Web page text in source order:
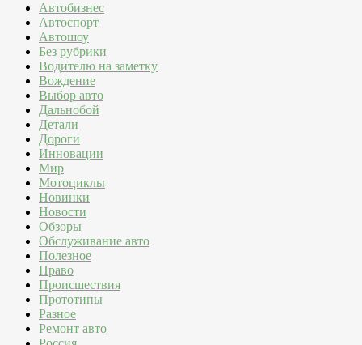
Автобизнес
Автоспорт
Автошоу
Без рубрики
Водителю на заметку
Вождение
Выбор авто
Дальнобой
Детали
Дороги
Инновации
Мир
Мотоциклы
Новинки
Новости
Обзоры
Обслуживание авто
Полезное
Право
Происшествия
Прототипы
Разное
Ремонт авто